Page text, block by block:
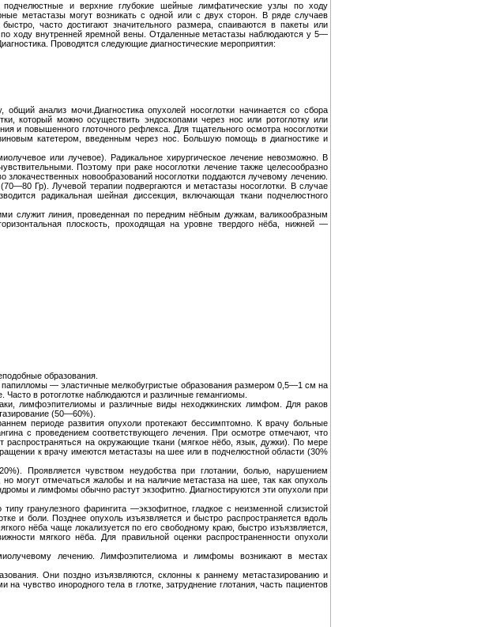
подчелюстные и верхние глубокие шейные лимфатические узлы по ходу
метастазы могут возникать с одной или с двух сторон. В ряде случаев
часто достигают значительного размера, спаиваются в пакеты или
ходу внутренней яремной вены. Отдаленные метастазы наблюдаются у 5—
Проводятся следующие диагностические мероприятия:
анализ мочи.Диагностика опухолей носоглотки начинается со сбора
который можно осуществить эндоскопами через нос или ротоглотку или
и повышенного глоточного рефлекса. Для тщательного осмотра носоглотки
катетером, введенным через нос. Большую помощь в диагностике и
или лучевое). Радикальное хирургическое лечение невозможно. В
Поэтому при раке носоглотки лечение также целесообразно
новообразований носоглотки поддаются лучевому лечению.
Гр). Лучевой терапии подвергаются и метастазы носоглотки. В случае
радикальная шейная диссекция, включающая ткани подчелюстного
служит линия, проведенная по передним нёбным дужкам, валикообразным
плоскость, проходящая на уровне твердого нёба, нижней —
образования.
папилломы — эластичные мелкобугристые образования размером 0,5—1 см на
в ротоглотке наблюдаются и различные гемангиомы.
лимфоэпителиомы и различные виды неходжкинских лимфом. Для раков
(50—60%).
периоде развития опухоли протекают бессимптомно. К врачу больные
с проведением соответствующего лечения. При осмотре отмечают, что
на окружающие ткани (мягкое нёбо, язык, дужки). По мере
к врачу имеются метастазы на шее или в подчелюстной области (30%
Проявляется чувством неудобства при глотании, болью, нарушением
могут отмечаться жалобы и на наличие метастаза на шее, так как опухоль
и лимфомы обычно растут экзофитно. Диагностируются эти опухоли при
гранулезного фарингита —экзофитное, гладкое с неизменной слизистой
и боли. Позднее опухоль изъязвляется и быстро распространяется вдоль
нёба чаще локализуется по его свободному краю, быстро изъязвляется,
мягкого нёба. Для правильной оценки распространенности опухоли
лечению. Лимфоэпителиома и лимфомы возникают в местах
Они поздно изъязвляются, склонны к раннему метастазированию и
инородного тела в глотке, затруднение глотания, часть пациентов